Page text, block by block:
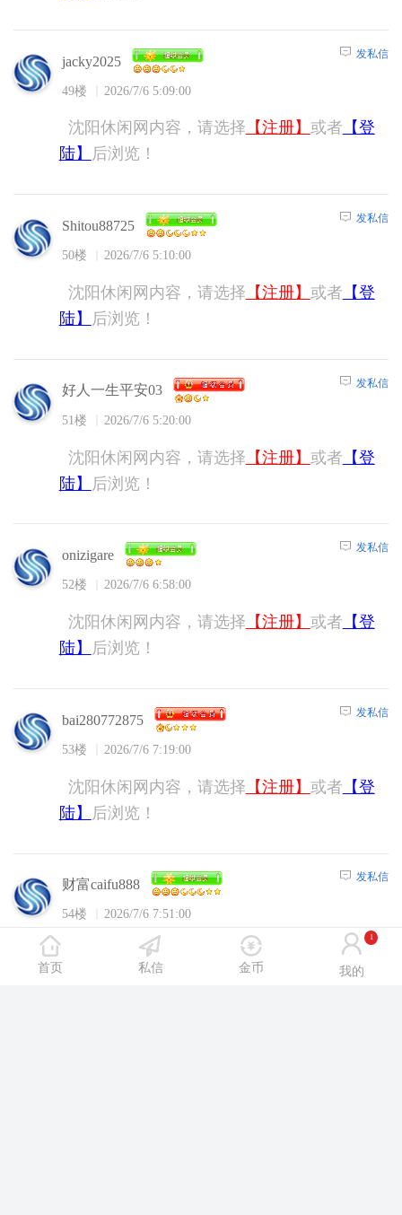
jacky2025
49楼 2026/7/6 5:09:00
发私信
沈阳休闲网内容，请选择 【注册】 或者 【登
陆】
后浏览！
Shitou88725
50楼 2026/7/6 5:10:00
发私信
沈阳休闲网内容，请选择 【注册】 或者 【登
陆】
后浏览！
好人一生平安03
51楼 2026/7/6 5:20:00
发私信
沈阳休闲网内容，请选择 【注册】 或者 【登
陆】
后浏览！
onizigare
52楼 2026/7/6 6:58:00
发私信
沈阳休闲网内容，请选择 【注册】 或者 【登
陆】
后浏览！
bai280772875
53楼 2026/7/6 7:19:00
发私信
沈阳休闲网内容，请选择 【注册】 或者 【登
陆】
后浏览！
财富caifu888
54楼 2026/7/6 7:51:00
发私信
沈阳休闲网内容，请选择【注册】 或者【登
陆】
后浏览！
首页 私信 金币 我的
1